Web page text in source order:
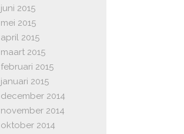
juni 2015
mei 2015
april 2015
maart 2015
februari 2015
januari 2015
december 2014
november 2014
oktober 2014